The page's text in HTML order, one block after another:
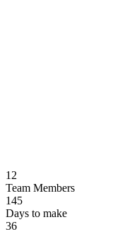
12
Team Members
145
Days to make
36